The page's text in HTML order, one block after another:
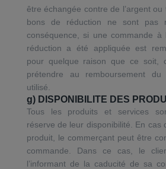
être échangée contre de l’argent
bons de réduction ne sont pas
conséquence, si une commande
réduction a été appliquée est
pour quelque raison que ce soit,
prétendre au remboursement
utilisé.
g) DISPONIBILITE DES
Tous les produits et services
réserve de leur disponibilité. En cas
produit, le commerçant peut être
commande. Dans ce cas, le
l’informant de la caducité de sa